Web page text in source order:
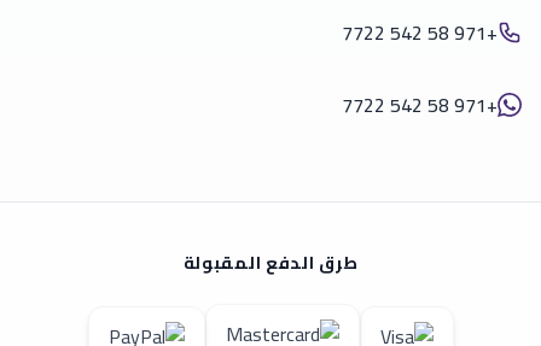
+971 58 542 7722
+971 58 542 7722
طرق الدفع المقبولة